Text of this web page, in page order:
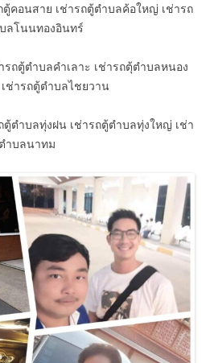
ตู้คอนสาย เช่ารถตู้ตำบลค้อใหญ่ เช่ารถ
ลโนนทองอินทร์
รถตู้ตำบลคำเลาะ เช่ารถตุ้ตำบลหนอง
ช่ารถตู้ตำบลไชยวาน
ตู้ตำบลทุ่งฝน เช่ารถตู้ตำบลทุ่งใหญ่ เช่า
ำบลนาทม